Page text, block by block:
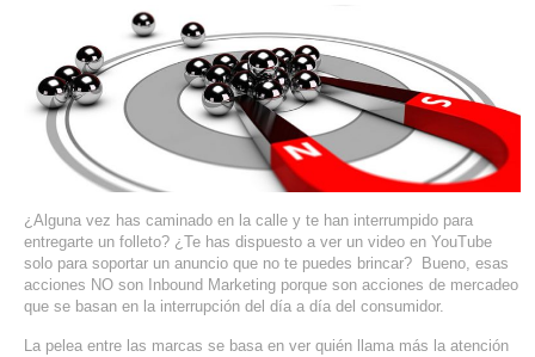
SERVIDORES VPS WINDOWS
SERVIDORES DEDICADOS
AGENCIA DIGITAL
PAGINAS WEB PARA NEGOCIOS
PAGINA WEB CON MANEJADOR DE CONTENIDOS
¿Alguna vez has caminado en la calle y te han interrumpido para
entregarte un folleto? ¿Te has dispuesto a ver un video en YouTube
solo para soportar un anuncio que no te puedes brincar? Bueno, esas
acciones NO son Inbound Marketing porque son acciones de mercadeo
que se basan en la interrupción del día a día del consumidor.
La pelea entre las marcas se basa en ver quién llama más la atención